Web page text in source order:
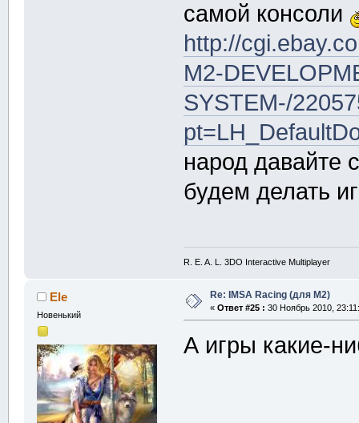
самой консоли
http://
M2-
SYSTEM-/
народ давайте
будем делать
R. E. A. L. 3DO Interactive Multiplayer
Ele
Новенький
Re: IMSA Racing (для M2)
« Ответ #25 : 30 Ноябрь 2010,
А игры какие-